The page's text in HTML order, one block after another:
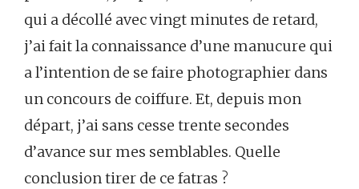
qui a décollé avec vingt minutes de retard,
j’ai fait la connaissance d’une manucure qui
a l’intention de se faire photographier dans
un concours de coiffure. Et, depuis mon
départ, j’ai sans cesse trente secondes
d’avance sur mes semblables. Quelle
conclusion tirer de ce fatras ?